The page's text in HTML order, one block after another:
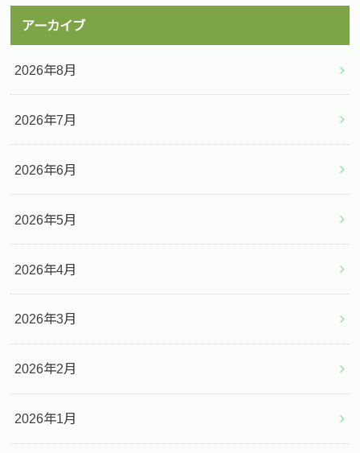
アーカイブ
2026年8月
2026年7月
2026年6月
2026年5月
2026年4月
2026年3月
2026年2月
2026年1月